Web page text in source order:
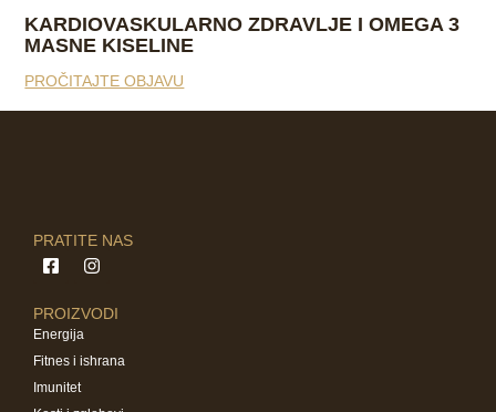
KARDIOVASKULARNO ZDRAVLJE I OMEGA 3
MASNE KISELINE
PROČITAJTE OBJAVU
PRATITE NAS
PROIZVODI
Energija
Fitnes i ishrana
Imunitet